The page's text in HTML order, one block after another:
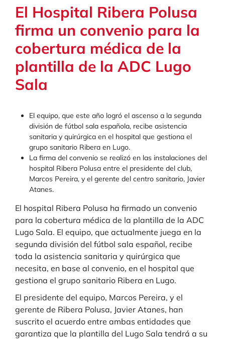
El Hospital Ribera Polusa
firma un convenio para la
cobertura médica de la
plantilla de la ADC Lugo
Sala
El equipo, que este año logró el ascenso a la segunda
división de fútbol sala española, recibe asistencia
sanitaria y quirúrgica en el hospital que gestiona el
grupo sanitario Ribera en Lugo.
La firma del convenio se realizó en las instalaciones del
hospital Ribera Polusa entre el presidente del club,
Marcos Pereira, y el gerente del centro sanitario, Javier
Atanes.
El hospital Ribera Polusa ha firmado un convenio
para la cobertura médica de la plantilla de la ADC
Lugo Sala. El equipo, que actualmente juega en la
segunda división del fútbol sala español, recibe
toda la asistencia sanitaria y quirúrgica que
necesita, en base al convenio, en el hospital que
gestiona el grupo sanitario Ribera en Lugo.
El presidente del equipo, Marcos Pereira, y el
gerente de Ribera Polusa, Javier Atanes, han
suscrito el acuerdo entre ambas entidades que
garantiza que la plantilla del Lugo Sala tendrá a su